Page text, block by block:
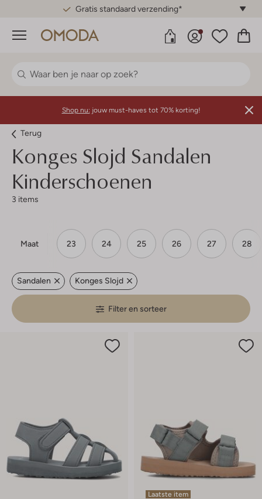
Gratis standaard verzending*
Menu
Shop nu: jouw must-haves tot 70% korting!
Terug
Konges Slojd Sandalen
Kinderschoenen
3 items
Maat 23 24 25 26 27 28
Sandalen Konges Slojd
Filter en sorteer
Laatste item